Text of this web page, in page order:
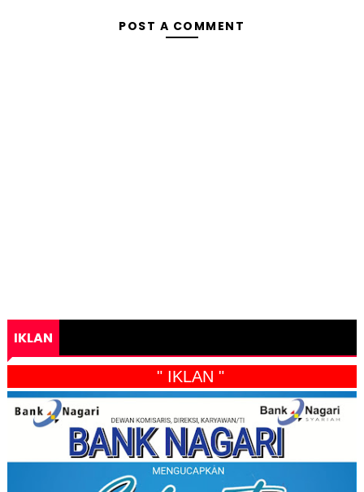
POST A COMMENT
IKLAN
" IKLAN "